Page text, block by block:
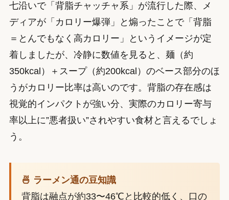
七沿いで「背脂チャッチャ系」が流行した際、メ
ディアが「カロリー爆弾」と煽ったことで「背脂
＝とんでもなく高カロリー」というイメージが定
着しましたが、冷静に数値を見ると、麺（約
350kcal）＋スープ（約200kcal）のベース部分のほ
うがカロリー比率は高いのです。背脂の存在感は
視覚的インパクトが強い分、実際のカロリー寄与
率以上に”悪者扱い”されやすい食材と言えるでしょ
う。
🍜 ラーメン通の豆知識
背脂は融点が約33〜46℃と比較的低く、口の